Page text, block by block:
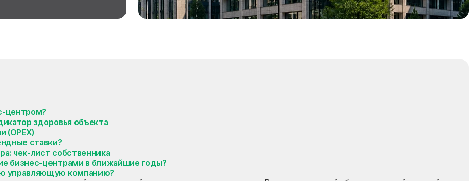
центром?
здоровья объекта
(OPEX)
ставки?
чек-лист собственника
бизнес-центрами в ближайшие годы?
управляющую компанию?